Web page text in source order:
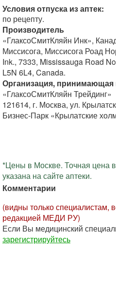
Условия отпуска из аптек:
по рецепту.
Производитель
«ГлаксоСмитКляйн Инк»,
Миссисога, Миссисога Роад
Ink., 7333, Mississauga Road
L5N 6L4, Canada.
Организация, принимающая
«ГлаксоСмитКляйн Трейдинг»
121614, г. Москва, ул.
Бизнес-Парк «Крылатские
*Цены в Москве. Точная цена
указана на сайте аптеки.
Комментарии
(видны только
редакцией МЕДИ РУ)
Если Вы медицинский
зарегистрируйтесь